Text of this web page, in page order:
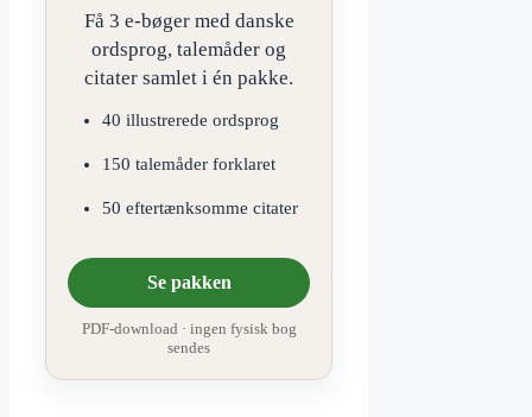
Få 3 e-bøger med danske
ordsprog, talemåder og
citater samlet i én pakke.
40 illustrerede ordsprog
150 talemåder forklaret
50 eftertænksomme citater
Se pakken
PDF-download · ingen fysisk bog
sendes